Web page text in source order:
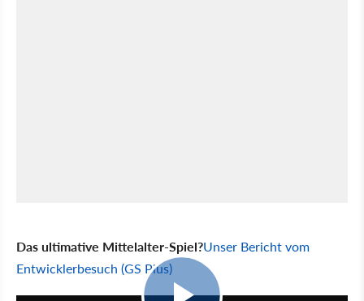
Das ultimative Mittelalter-Spiel?Unser Bericht vom
Entwicklerbesuch (GS Plus)